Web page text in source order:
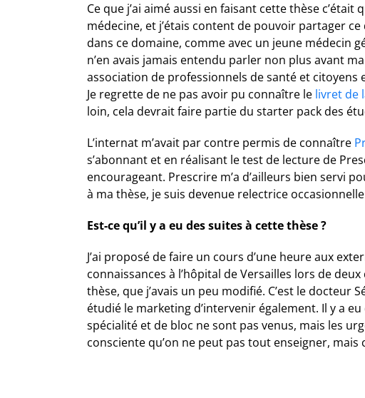
Ce que j’ai aimé aussi en faisant cette thèse
médecine, et j’étais content de pouvoir partager
dans ce domaine, comme avec un jeune médecin
n’en avais jamais entendu parler non plus avant
association de professionnels de santé et citoyens
Je regrette de ne pas avoir pu connaître le livret de
loin, cela devrait faire partie du starter pack des
L’internat m’avait par contre permis de connaître
s’abonnant et en réalisant le test de lecture de
encourageant. Prescrire m’a d’ailleurs bien servi
à ma thèse, je suis devenue relectrice
Est-ce qu’il y a eu des suites à cette thèse ?
J’ai proposé de faire un cours d’une heure aux
connaissances à l’hôpital de Versailles lors de
thèse, que j’avais un peu modifié. C’est le
étudié le marketing d’intervenir également. Il y a
spécialité et de bloc ne sont pas venus, mais les
consciente qu’on ne peut pas tout enseigner,